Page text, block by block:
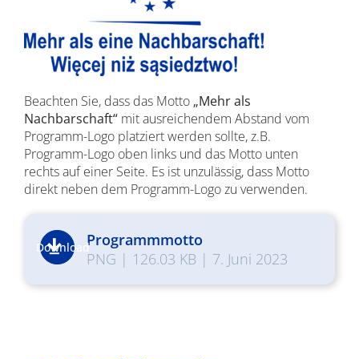
Beachten Sie, dass das Motto „Mehr als
Nachbarschaft“mit ausreichendem Abstand vom
Programm-Logo platziert werden sollte, z.B.
Programm-Logo oben links und das Motto unten
rechts auf einer Seite. Es ist unzulässig, dass Motto
direkt neben dem Programm-Logo zu verwenden.
DownloadProgrammmotto
PNG | 126.03 KB | 7. Juni 2023